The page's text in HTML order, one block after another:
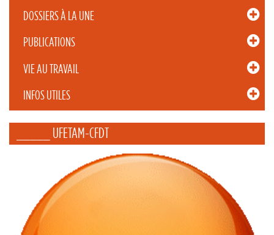
DOSSIERS À LA UNE
PUBLICATIONS
VIE AU TRAVAIL
INFOS UTILES
_____ UFETAM-CFDT